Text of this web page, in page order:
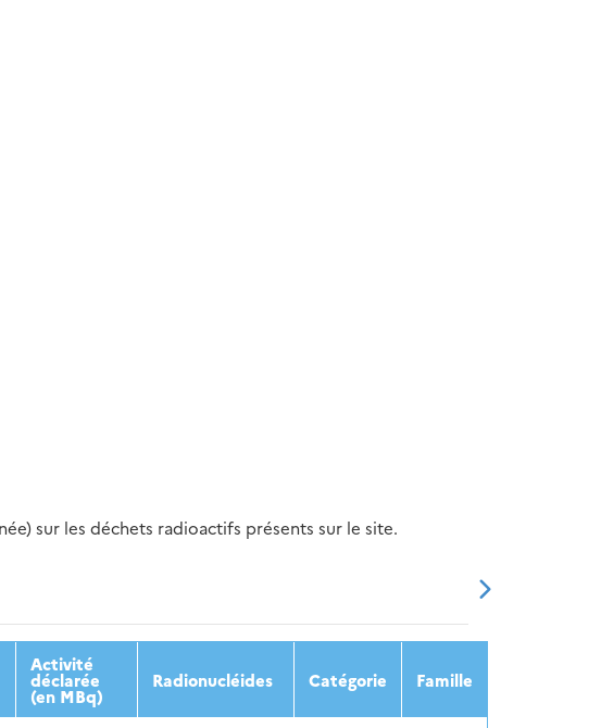
sur les déchets radioactifs présents sur le site.
2020 2021 2022 2023
Activité
déclarée
(en MBq)
Radionucléides Catégorie Famille